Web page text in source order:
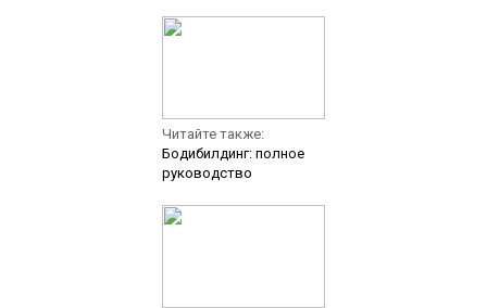
Читайте также:
Бодибилдинг: полное
руководство